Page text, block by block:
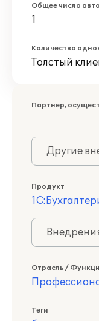
Общее число
1
Количество
Толстый
Партнер,
Другие
Продукт
Отрасль /
Теги